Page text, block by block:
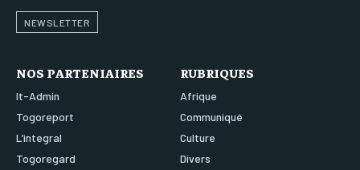
NEWSLETTER
NOS PARTENIAIRES
It-Admin
Togoreport
L’integral
Togoregard
RUBRIQUES
Afrique
Communiqué
Culture
Divers